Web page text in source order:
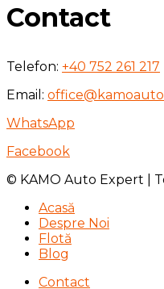
Contact
Telefon: +40 752 261 217
Email:
WhatsApp
Facebook
© KAMO Auto Expert |
Acasă
Despre Noi
Flotă
Blog
Contact